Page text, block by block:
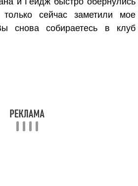
сейчас заметили мое
снова собираетесь в клуб